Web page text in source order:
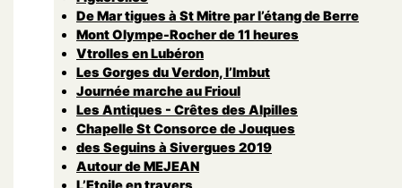
De Mar tigues à St Mitre par l’étang de Berre
Mont Olympe-Rocher de 11 heures
Vtrolles en Lubéron
Les Gorges du Verdon, l’Imbut
Journée marche au Frioul
Les Antiques - Crêtes des Alpilles
Chapelle St Consorce de Jouques
des Seguins à Sivergues 2019
Autour de MEJEAN
L’Etoile en travers